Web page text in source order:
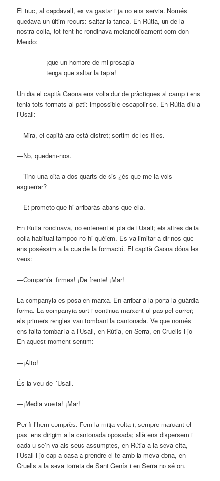
El truc, al capdavall, es va gastar i ja no ens servia. Només
quedava un últim recurs: saltar la tanca. En Rútia, un de la
nostra colla, tot fent-ho rondinava melancòlicament com don
Mendo:
¡que un hombre de mi prosapia
tenga que saltar la tapia!
Un dia el capità Gaona ens volia dur de pràctiques al camp i ens
tenia tots formats al pati: impossible escapolir-se. En Rútia diu a
l’Usall:
—Mira, el capità ara està distret; sortim de les files.
—No, quedem-nos.
—Tinc una cita a dos quarts de sis ¿és que me la vols
esguerrar?
—Et prometo que hi arribaràs abans que ella.
En Rútia rondinava, no entenent el pla de l’Usall; els altres de la
colla habitual tampoc no hi quèiem. Es va limitar a dir-nos que
ens poséssim a la cua de la formació. El capità Gaona dóna les
veus:
—Compañía ¡firmes! ¡De frente! ¡Mar!
La companyia es posa en marxa. En arribar a la porta la guàrdia
forma. La companyia surt i continua marxant al pas pel carrer;
els primers rengles van tombant la cantonada. Ve que només
ens falta tombar-la a l’Usall, en Rútia, en Serra, en Cruells i jo.
En aquest moment sentim:
—¡Alto!
És la veu de l’Usall.
—¡Media vuelta! ¡Mar!
Per fi l’hem comprès. Fem la mitja volta i, sempre marcant el
pas, ens dirigim a la cantonada oposada; allà ens dispersem i
cada u se’n va als seus assumptes, en Rútia a la seva cita,
l’Usall i jo cap a casa a prendre el te amb la meva dona, en
Cruells a la seva torreta de Sant Genís i en Serra no sé on.